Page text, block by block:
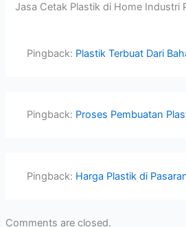
Jasa Cetak Plastik di Home Industri
Pingback: Plastik Terbuat Dari
Pingback: Proses Pembuatan
Pingback: Harga Plastik di
Comments are closed.